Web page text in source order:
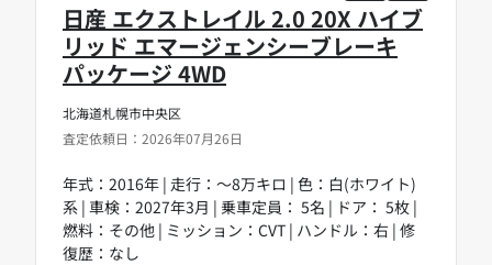
北海道札幌市中央区
査定依頼日：2026年07月26日
日産 エクストレイル 2.0 20X ハイブ
リッド エマージェンシーブレーキ
パッケージ 4WD
年式：2016年 | 走行：～8万キロ | 色：白(ホワイト)
系 | 車検：2027年3月 | 乗車定員： 5名 | ドア： 5枚 |
燃料：その他 | ミッション：CVT | ハンドル：右 | 修
復歴：なし